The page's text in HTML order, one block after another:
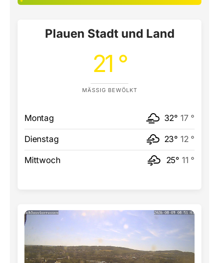
Plauen Stadt und Land
21 °
MÄSSIG BEWÖLKT
Montag 32° 17 °
Dienstag 23° 12 °
Mittwoch 25° 11 °